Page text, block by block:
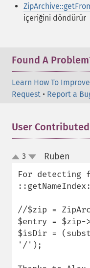
içeriğini döndürür
Found A
Learn How To
Request • Report a
User
up
down
3 Ruben
For detecting
::getNameIndex:
//$zip =
$entry = $zip-
$isDir =
'/');